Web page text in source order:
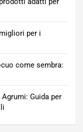
per i
come sembra:
Guida per